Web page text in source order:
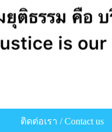
ติดต่อเรา / Contact us